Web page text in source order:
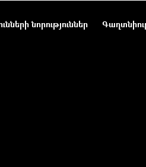
նորություններ